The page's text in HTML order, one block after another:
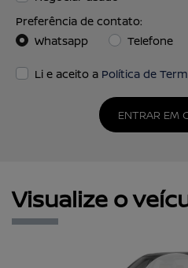
Preferência de contato:
Whatsapp
Telefone
Li e aceito a Política de
ENTRAR EM
Visualize o